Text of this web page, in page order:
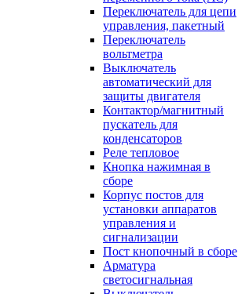
Переключатель для цепи
управления, пакетный
Переключатель
вольтметра
Выключатель
автоматический для
защиты двигателя
Контактор/магнитный
пускатель для
конденсаторов
Реле тепловое
Кнопка нажимная в
сборе
Корпус постов для
установки аппаратов
управления и
сигнализации
Пост кнопочный в сборе
Арматура
светосигнальная